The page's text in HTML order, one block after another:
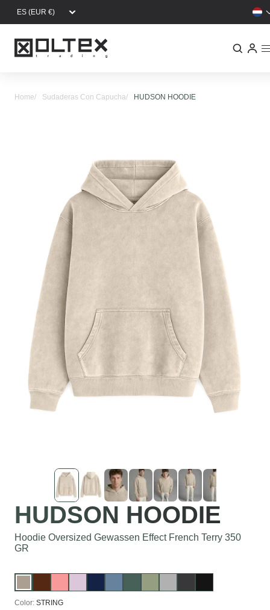
Overslaan en naar de inhoud gaan
Home Sudaderas Con Capucha HUDSON HOODIE
HUDSON HOODIE
Hoodie Oversized Gewassen Effect French Terry 350
GR
Color: STRING